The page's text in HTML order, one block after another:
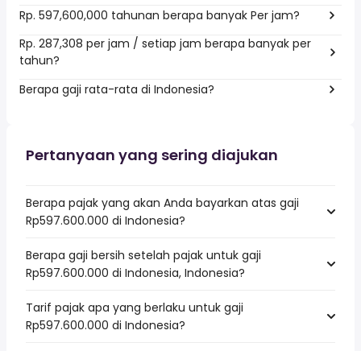
Rp. 597,600,000 tahunan berapa banyak Per jam?
Rp. 287,308 per jam / setiap jam berapa banyak per
tahun?
Berapa gaji rata-rata di Indonesia?
Pertanyaan yang sering diajukan
Berapa pajak yang akan Anda bayarkan atas gaji
Rp597.600.000 di Indonesia?
Berapa gaji bersih setelah pajak untuk gaji
Rp597.600.000 di Indonesia, Indonesia?
Tarif pajak apa yang berlaku untuk gaji
Rp597.600.000 di Indonesia?